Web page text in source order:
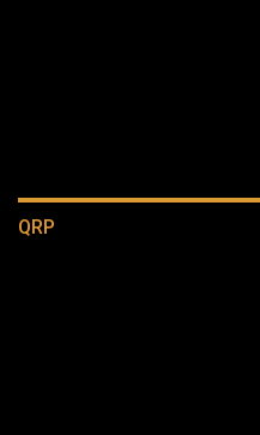
QRP